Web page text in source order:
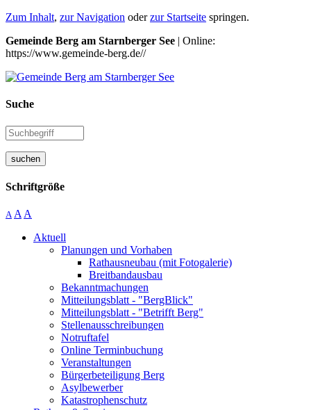
Zum Inhalt, zur Navigation oderzur Startseite springen.
Gemeinde Berg am Starnberger See | Online:
https://www.gemeinde-berg.de//
Suche
suchen
Schriftgröße
A A A
Aktuell
Planungen und Vorhaben
Rathausneubau (mit Fotogalerie)
Breitbandausbau
Bekanntmachungen
Mitteilungsblatt - "BergBlick"
Mitteilungsblatt - "Betrifft Berg"
Stellenausschreibungen
Notruftafel
Online Terminbuchung
Veranstaltungen
Bürgerbeteiligung Berg
Asylbewerber
Katastrophenschutz